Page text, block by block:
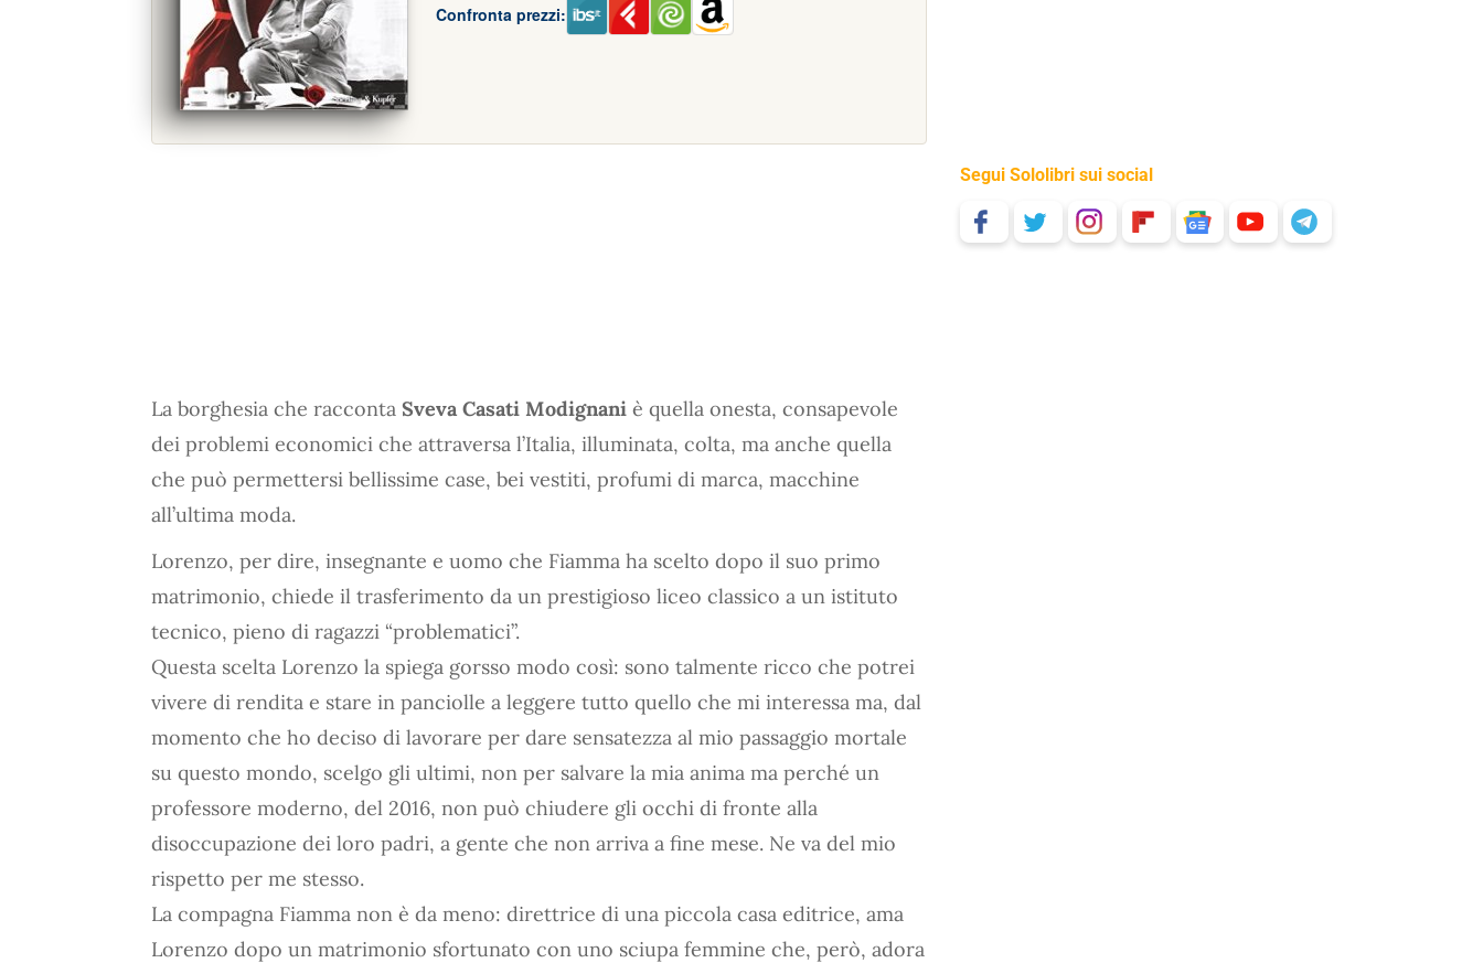
Confronta prezzi:
La borghesia che racconta Sveva Casati Modignani è quella onesta, consapevole
dei problemi economici che attraversa l’Italia, illuminata, colta, ma anche quella
che può permettersi bellissime case, bei vestiti, profumi di marca, macchine
all’ultima moda.
Lorenzo, per dire, insegnante e uomo che Fiamma ha scelto dopo il suo primo
matrimonio, chiede il trasferimento da un prestigioso liceo classico a un istituto
tecnico, pieno di ragazzi “problematici”.
Questa scelta Lorenzo la spiega gorsso modo così: sono talmente ricco che potrei
vivere di rendita e stare in panciolle a leggere tutto quello che mi interessa ma, dal
momento che ho deciso di lavorare per dare sensatezza al mio passaggio mortale
su questo mondo, scelgo gli ultimi, non per salvare la mia anima ma perché un
professore moderno, del 2016, non può chiudere gli occhi di fronte alla
disoccupazione dei loro padri, a gente che non arriva a fine mese. Ne va del mio
rispetto per me stesso.
La compagna Fiamma non è da meno: direttrice di una piccola casa editrice, ama
Lorenzo dopo un matrimonio sfortunato con uno sciupa femmine che, però, adora
Segui Sololibri sui social